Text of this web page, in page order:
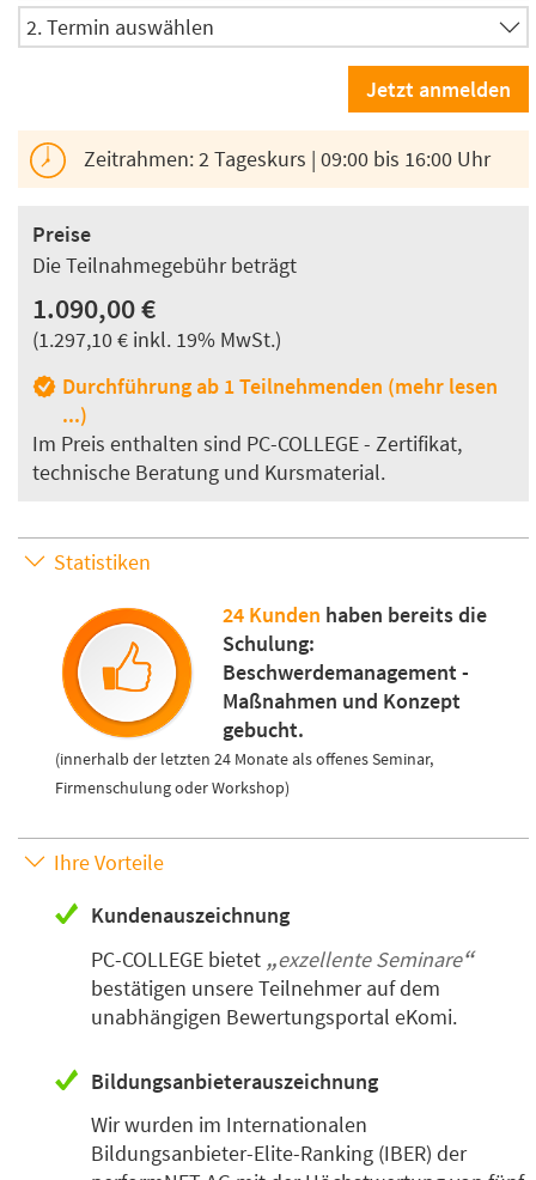
Zeitrahmen: 2 Tageskurs | 09:00 bis 16:00 Uhr
Preise
Die Teilnahmegebühr beträgt
1.090,00 €
(1.297,10 € inkl. 19% MwSt.)
Durchführung ab 1 Teilnehmenden (mehr lesen
...)
Im Preis enthalten sind PC-COLLEGE - Zertifikat,
technische Beratung und Kursmaterial.
Statistiken
24 Kunden haben bereits die
Schulung:
Beschwerdemanagement -
Maßnahmen und Konzept
gebucht.
(innerhalb der letzten 24 Monate als offenes Seminar,
Firmenschulung oder Workshop)
Ihre Vorteile
Kundenauszeichnung
PC-COLLEGE bietet
exzellente Seminare
bestätigen unsere Teilnehmer auf dem
unabhängigen Bewertungsportal eKomi.
Bildungsanbieterauszeichnung
Wir wurden im Internationalen
Bildungsanbieter-Elite-Ranking (IBER) der